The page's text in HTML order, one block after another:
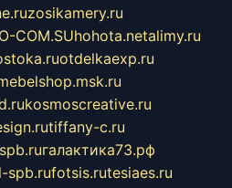
zosikamery.ru
COM.SUhohota.netalimy.ru
otdelkaexp.ru
kosmoscreative.ru
tiffany-c.ru
галактика73.рф
spb.rufotsis.rutesiaes.ru